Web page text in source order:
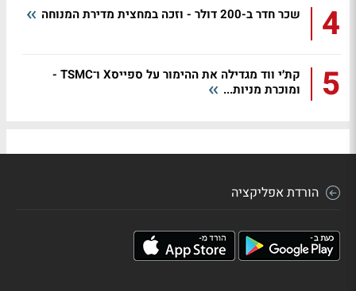
4 שכר חדר ב-200 דולר - וזכה במחצית מדירת המנוחה
5
קת׳י ווד מגדילה את ההימור על ספייסX ו־TSMC -
ומוכרת מניות...
הורדת אפליקציה